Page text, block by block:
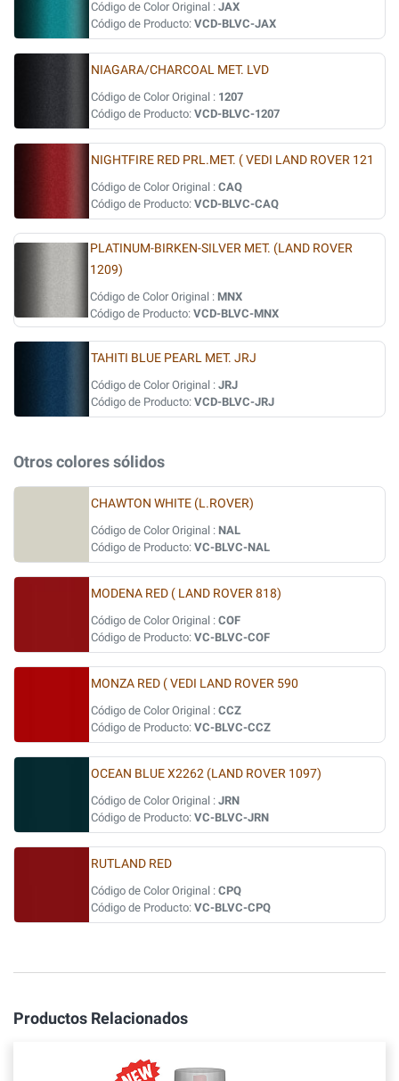
Código de Color Original : JAX
Código de Producto: VCD-BLVC-JAX
NIAGARA/CHARCOAL MET. LVD
Código de Color Original : 1207
Código de Producto: VCD-BLVC-1207
NIGHTFIRE RED PRL.MET. ( VEDI LAND ROVER 121
Código de Color Original : CAQ
Código de Producto: VCD-BLVC-CAQ
PLATINUM-BIRKEN-SILVER MET. (LAND ROVER
1209)
Código de Color Original : MNX
Código de Producto: VCD-BLVC-MNX
TAHITI BLUE PEARL MET. JRJ
Código de Color Original : JRJ
Código de Producto: VCD-BLVC-JRJ
Otros colores sólidos
CHAWTON WHITE (L.ROVER)
Código de Color Original : NAL
Código de Producto: VC-BLVC-NAL
MODENA RED ( LAND ROVER 818)
Código de Color Original : COF
Código de Producto: VC-BLVC-COF
MONZA RED ( VEDI LAND ROVER 590
Código de Color Original : CCZ
Código de Producto: VC-BLVC-CCZ
OCEAN BLUE X2262 (LAND ROVER 1097)
Código de Color Original : JRN
Código de Producto: VC-BLVC-JRN
RUTLAND RED
Código de Color Original : CPQ
Código de Producto: VC-BLVC-CPQ
Productos Relacionados